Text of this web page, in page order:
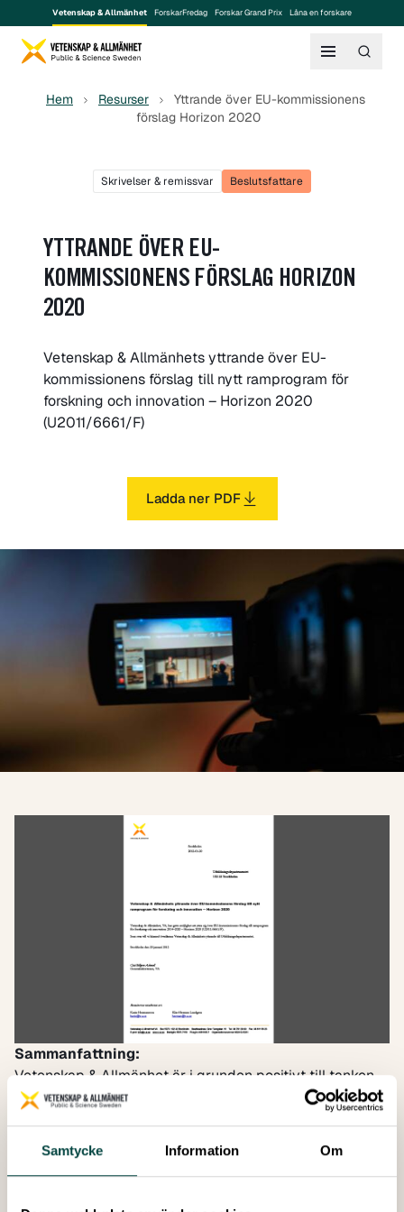
Samtycke Information Om
Vetenskap & Allmänhet ForskarFredag Forskar Grand Prix Låna en forskare
Hem Resurser
Yttrande över EU-kommissionens
förslag Horizon 2020
Skrivelser & remissvar Beslutsfattare
YTTRANDE ÖVER EU-
KOMMISSIONENS FÖRSLAG HORIZON
2020
Vetenskap & Allmänhets yttrande över EU-
kommissionens förslag till nytt ramprogram för
forskning och innovation – Horizon 2020
(U2011/6661/F)
Ladda ner PDF
Sammanfattning:
Vetenskap & Allmänhet är i grunden positivt till tanken
att områden som exempelvis medborgar-engagemang,
genomsyra hela ramprogrammet. Samtidigt vill vi peka
på den betydande risken att detta ”horisontella”
angreppssätt medför att viktiga frågor helt försvinner.